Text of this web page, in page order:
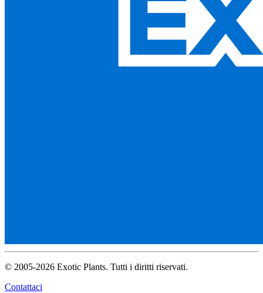
© 2005-2026 Exotic Plants. Tutti i diritti riservati.
Contattaci